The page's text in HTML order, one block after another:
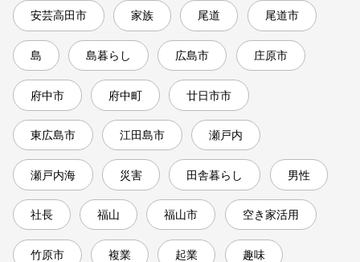
安芸高田市 家族 尾道 尾道市
島 島暮らし 広島市 庄原市
府中市 府中町 廿日市市
東広島市 江田島市 瀬戸内
瀬戸内海 災害 田舎暮らし 男性
社長 福山 福山市 空き家活用
竹原市 複業 起業 趣味